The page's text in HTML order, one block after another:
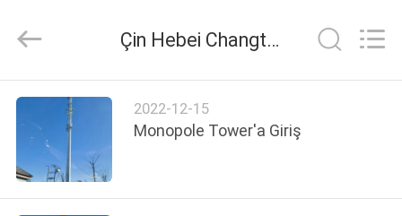
EV
ÜRÜN:%
Structure
Rights
Çin Hebei Changtong Steel Structure Co., Ltd. Şirket Haberleri
2022-12-15
Monopole Tower'a Giriş